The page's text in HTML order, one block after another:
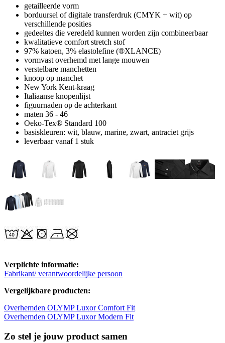
getailleerde vorm
borduursel of digitale transferdruk (CMYK + wit) op
verschillende posities
gedeeltes die veredeld kunnen worden zijn combineerbaar
kwalitatieve comfort stretch stof
97% katoen, 3% elastolefine (®XLANCE)
vormvast overhemd met lange mouwen
verstelbare manchetten
knoop op manchet
New York Kent-kraag
Italiaanse knopenlijst
figuurnaden op de achterkant
maten 36 - 46
Oeko-Tex® Standard 100
basiskleuren: wit, blauw, marine, zwart, antraciet grijs
leverbaar vanaf 1 stuk
Verplichte informatie:
Fabrikant/ verantwoordelijke persoon
Vergelijkbare producten:
Overhemden OLYMP Luxor Comfort Fit
Overhemden OLYMP Luxor Modern Fit
Zo stel je jouw product samen